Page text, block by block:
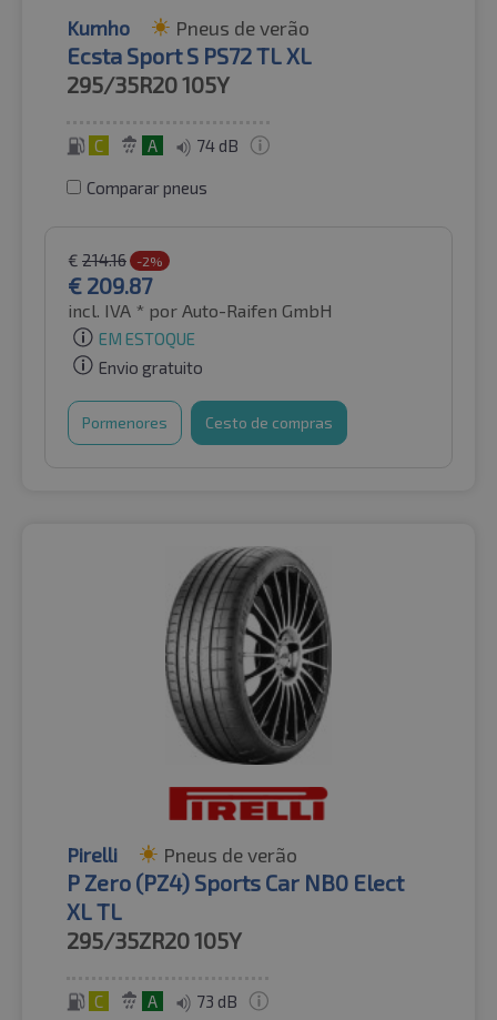
Kumho Pneus de verão
Ecsta Sport S PS72 TL XL
295/35R20105Y
C A 74 dB
Comparar pneus
€ 214.16 -2%
€ 209.87
incl. IVA * por Auto-Raifen GmbH
EM ESTOQUE
Envio gratuito
Pormenores Cesto de compras
Pirelli Pneus de verão
P Zero (PZ4) Sports Car NB0 Elect
XL TL
295/35ZR20105Y
C A 73 dB